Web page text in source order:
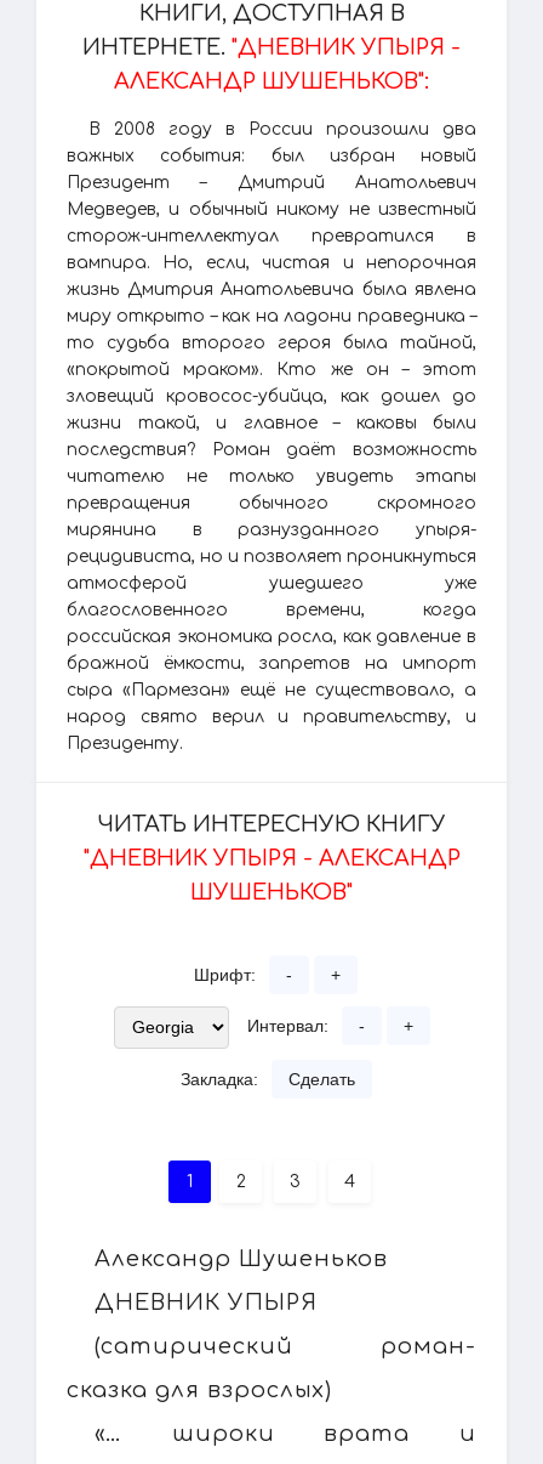
КНИГИ, ДОСТУПНАЯ В
ИНТЕРНЕТЕ. "ДНЕВНИК УПЫРЯ -
АЛЕКСАНДР ШУШЕНЬКОВ":
В 2008 году в России произошли два
важных события: был избран новый
Президент – Дмитрий Анатольевич
Медведев, и обычный никому не известный
сторож-интеллектуал превратился в
вампира. Но, если, чистая и непорочная
жизнь Дмитрия Анатольевича была явлена
миру открыто – как на ладони праведника –
то судьба второго героя была тайной,
«покрытой мраком». Кто же он – этот
зловещий кровосос-убийца, как дошел до
жизни такой, и главное – каковы были
последствия? Роман даёт возможность
читателю не только увидеть этапы
превращения обычного скромного
мирянина в разнузданного упыря-
рецидивиста, но и позволяет проникнуться
атмосферой ушедшего уже
благословенного времени, когда
российская экономика росла, как давление в
бражной ёмкости, запретов на импорт
сыра «Пармезан» ещё не существовало, а
народ свято верил и правительству, и
Президенту.
ЧИТАТЬ ИНТЕРЕСНУЮ КНИГУ
"ДНЕВНИК УПЫРЯ - АЛЕКСАНДР
ШУШЕНЬКОВ"
Шрифт: - +
Интервал: - +
Закладка: Сделать
1 2 3 4
Александр Шушеньков
ДНЕВНИК УПЫРЯ
(сатирический роман-
сказка для взрослых)
«… широки врата и